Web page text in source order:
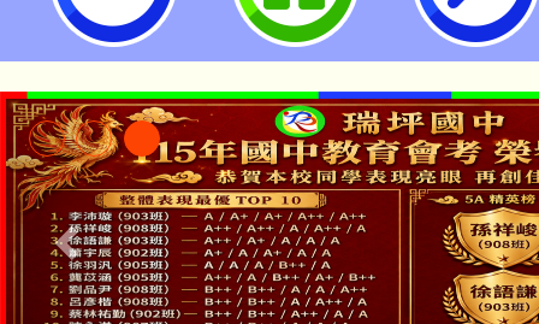
115年食農教育專業人